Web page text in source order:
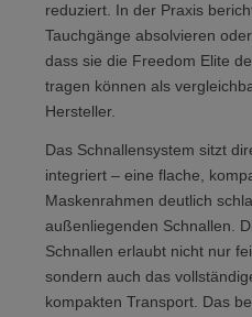
reduziert. In der Praxis
Tauchgänge absolvieren
dass sie die Freedom Elite
tragen können als
Hersteller.
Das Schnallensystem sitzt
integriert – eine flache,
Maskenrahmen deutlich
außenliegenden Schnallen.
Schnallen erlaubt nicht nur
sondern auch das
kompakten Transport. Das